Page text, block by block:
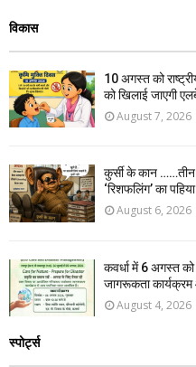
विकास
10 अगस्त को
को खिलाई जाएगी
August 7, 2026
कुर्सी के कान ……तीन
‘रिशफलिंग’ का पहिया
August 6, 2026
कवर्धा में 6 अगस्त को
जागरूकता
August 4, 2026
स्पोर्ट्स